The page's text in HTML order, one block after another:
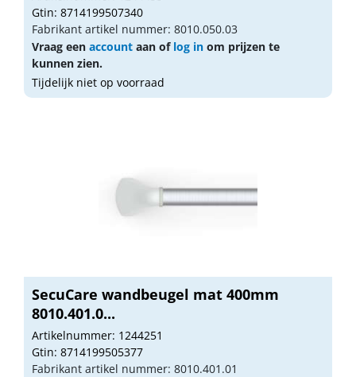
Gtin: 8714199507340
Fabrikant artikel nummer: 8010.050.03
Vraag een account aan of log in om prijzen te
kunnen zien.
Tijdelijk niet op voorraad
SecuCare wandbeugel mat 400mm
8010.401.0...
Artikelnummer: 1244251
Gtin: 8714199505377
Fabrikant artikel nummer: 8010.401.01